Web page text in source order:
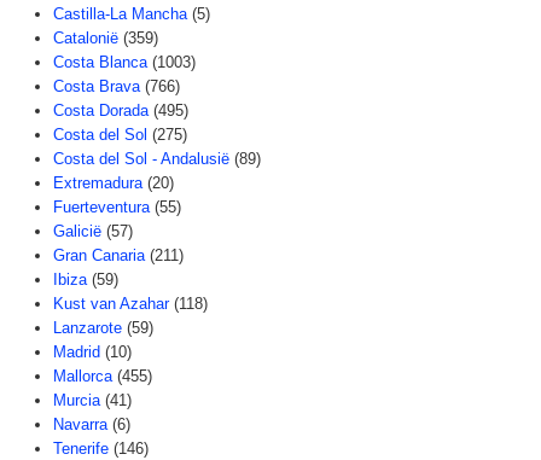
Castilla-La Mancha (5)
Catalonië (359)
Costa Blanca (1003)
Costa Brava (766)
Costa Dorada (495)
Costa del Sol (275)
Costa del Sol - Andalusië (89)
Extremadura (20)
Fuerteventura (55)
Galicië (57)
Gran Canaria (211)
Ibiza (59)
Kust van Azahar (118)
Lanzarote (59)
Madrid (10)
Mallorca (455)
Murcia (41)
Navarra (6)
Tenerife (146)